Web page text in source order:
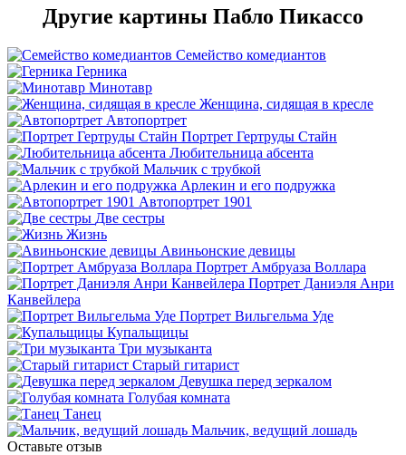
Другие картины Пабло Пикассо
Семейство комедиантов
Герника
Минотавр
Женщина, сидящая в кресле
Автопортрет
Портрет Гертруды Стайн
Любительница абсента
Мальчик с трубкой
Арлекин и его подружка
Автопортрет 1901
Две сестры
Жизнь
Авиньонские девицы
Портрет Амбруаза Воллара
Портрет Даниэля Анри
Канвейлера
Портрет Вильгельма Уде
Купальщицы
Три музыканта
Старый гитарист
Девушка перед зеркалом
Голубая комната
Танец
Мальчик, ведущий лошадь
Оставьте отзыв